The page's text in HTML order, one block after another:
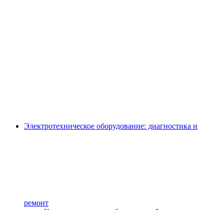
Электротехническое оборудование: диагностика и
ремонт